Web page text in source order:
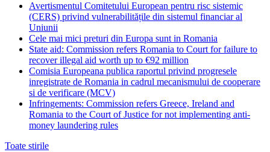
Avertismentul Comitetului European pentru risc sistemic
(CERS) privind vulnerabilitățile din sistemul financiar al
Uniunii
Cele mai mici preturi din Europa sunt in Romania
State aid: Commission refers Romania to Court for failure to
recover illegal aid worth up to €92 million
Comisia Europeana publica raportul privind progresele
inregistrate de Romania in cadrul mecanismului de cooperare
si de verificare (MCV)
Infringements: Commission refers Greece, Ireland and
Romania to the Court of Justice for not implementing anti-
money laundering rules
Toate stirile